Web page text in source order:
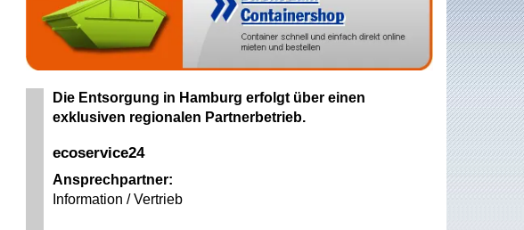
Die Entsorgung in Hamburg erfolgt über einen
exklusiven regionalen Partnerbetrieb.
ecoservice24
Ansprechpartner:
Information / Vertrieb